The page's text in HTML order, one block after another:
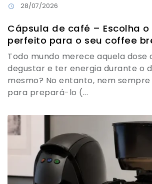
28/07/2026
Cápsula de café – Escolha o
perfeito para o seu coffee
Todo mundo merece aquela dose
degustar e ter energia durante o
mesmo? No entanto, nem
para prepará-lo (...